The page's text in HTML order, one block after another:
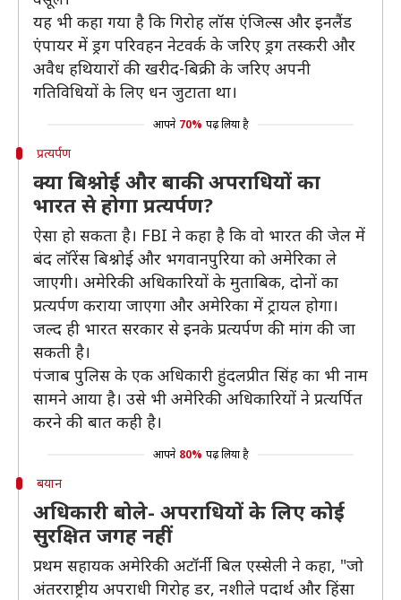
यह भी कहा गया है कि गिरोह लॉस एंजिल्स और इनलैंड
एंपायर में ड्रग परिवहन नेटवर्क के जरिए ड्रग तस्करी और
अवैध हथियारों की खरीद-बिक्री के जरिए अपनी
गतिविधियों के लिए धन जुटाता था।
आपने 70% पढ़ लिया है
प्रत्यर्पण
क्या बिश्नोई और बाकी अपराधियों का
भारत से होगा प्रत्यर्पण?
ऐसा हो सकता है। FBI ने कहा है कि वो भारत की जेल में
बंद लॉरेंस बिश्नोई और भगवानपुरिया को अमेरिका ले
जाएगी। अमेरिकी अधिकारियों के मुताबिक, दोनों का
प्रत्यर्पण कराया जाएगा और अमेरिका में ट्रायल होगा।
जल्द ही भारत सरकार से इनके प्रत्यर्पण की मांग की जा
सकती है।
पंजाब पुलिस के एक अधिकारी हुंदलप्रीत सिंह का भी नाम
सामने आया है। उसे भी अमेरिकी अधिकारियों ने प्रत्यर्पित
करने की बात कही है।
आपने 80% पढ़ लिया है
बयान
अधिकारी बोले- अपराधियों के लिए कोई
सुरक्षित जगह नहीं
प्रथम सहायक अमेरिकी अटॉर्नी बिल एस्सेली ने कहा, "जो
अंतरराष्ट्रीय अपराधी गिरोह डर, नशीले पदार्थ और हिंसा